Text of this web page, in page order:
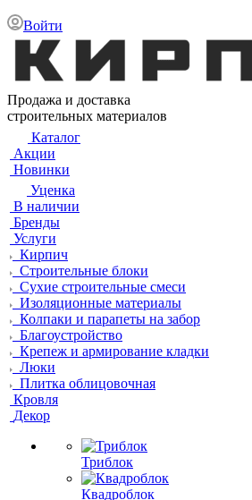
Войти
Продажа и доставка
строительных материалов
Каталог
Акции
Новинки
Уценка
В наличии
Бренды
Услуги
Кирпич
Строительные блоки
Сухие строительные смеси
Изоляционные материалы
Колпаки и парапеты на забор
Благоустройство
Крепеж и армирование кладки
Люки
Плитка облицовочная
Кровля
Декор
Триблок
Квадроблок